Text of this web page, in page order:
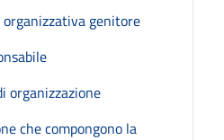
genitore
organizzazione
che compongono la